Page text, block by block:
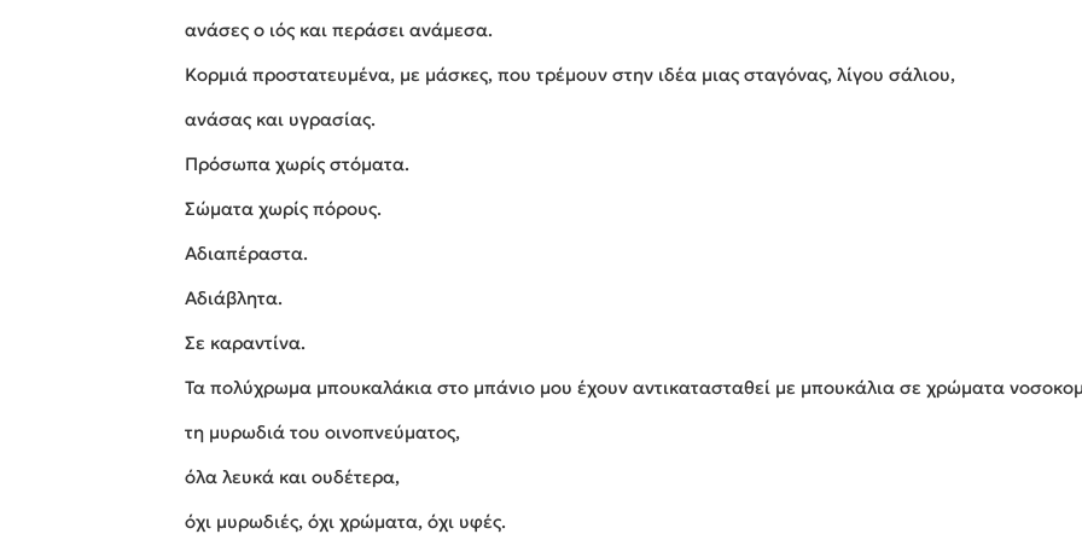
ανάσες ο ιός και περάσει ανάμεσα.
Κορμιά προστατευμένα, με μάσκες, που τρέμουν στην ιδέα μιας σταγόνας, λίγου σάλιου,
ανάσας και υγρασίας.
Πρόσωπα χωρίς στόματα.
Σώματα χωρίς πόρους.
Αδιαπέραστα.
Αδιάβλητα.
Σε καραντίνα.
Τα πολύχρωμα μπουκαλάκια στο μπάνιο μου έχουν αντικατασταθεί με μπουκάλια σε χρώματα
τη μυρωδιά του οινοπνεύματος,
όλα λευκά και ουδέτερα,
όχι μυρωδιές, όχι χρώματα, όχι υφές.